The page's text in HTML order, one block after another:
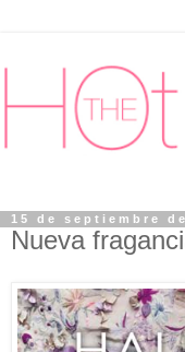
15 de septiembre
Nueva